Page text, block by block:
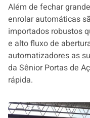
Além de fechar
enrolar automáticas
importados robustos
e alto fluxo de
automatizadores as
da Sênior Portas de
rápida.